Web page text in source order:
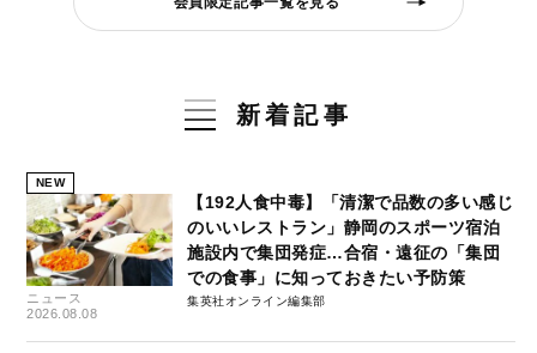
新着記事
NEW
ニュース
2026.08.08
【192人食中毒】「清潔で品数の多い感じ
のいいレストラン」静岡のスポーツ宿泊
施設内で集団発症…合宿・遠征の「集団
での食事」に知っておきたい予防策
集英社オンライン編集部